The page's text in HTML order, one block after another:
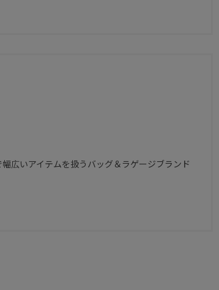
広いアイテムを扱うバッグ＆ラゲージブランド